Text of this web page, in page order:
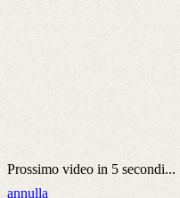
Prossimo video in 5 secondi...
annulla